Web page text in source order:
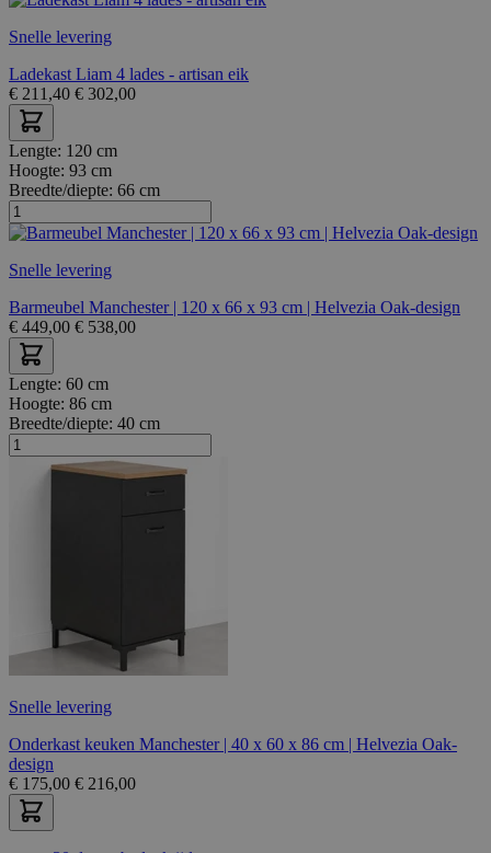
Snelle levering
Ladekast Liam 4 lades - artisan eik
€ 211,40 € 302,00
Lengte: 120 cm
Hoogte: 93 cm
Breedte/diepte: 66 cm
Snelle levering
Barmeubel Manchester | 120 x 66 x 93 cm | Helvezia Oak-design
€ 449,00 € 538,00
Lengte: 60 cm
Hoogte: 86 cm
Breedte/diepte: 40 cm
Snelle levering
Onderkast keuken Manchester | 40 x 60 x 86 cm | Helvezia Oak-
design
€ 175,00 € 216,00